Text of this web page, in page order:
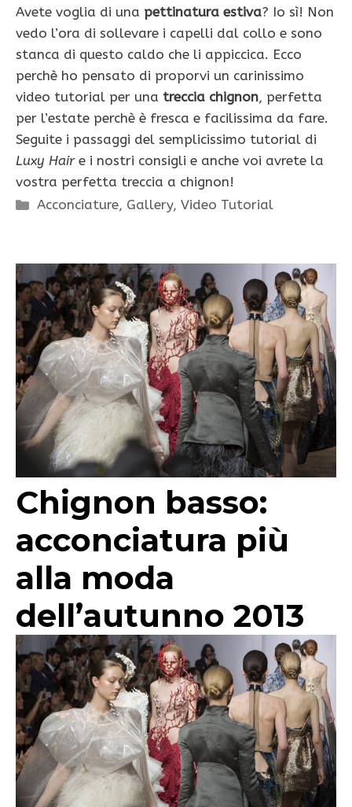
Avete voglia di una pettinatura estiva? Io sì! Non
vedo l’ora di sollevare i capelli dal collo e sono
stanca di questo caldo che li appiccica. Ecco
perchè ho pensato di proporvi un carinissimo
video tutorial per una treccia chignon, perfetta
per l’estate perchè è fresca e facilissima da fare.
Seguite i passaggi del semplicissimo tutorial di
Luxy Haire i nostri consigli e anche voi avrete la
vostra perfetta treccia a chignon!
Categorie
Acconciature, Gallery,Video Tutorial
Chignon basso:
acconciatura più
alla moda
dell’autunno 2013